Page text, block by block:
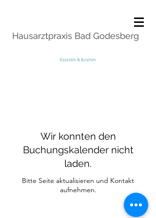
Hausarztpraxis Bad Godesberg
Ezzeldin & Ibrahim
Wir konnten den
Buchungskalender nicht
laden.
Bitte Seite aktualisieren und Kontakt
aufnehmen.